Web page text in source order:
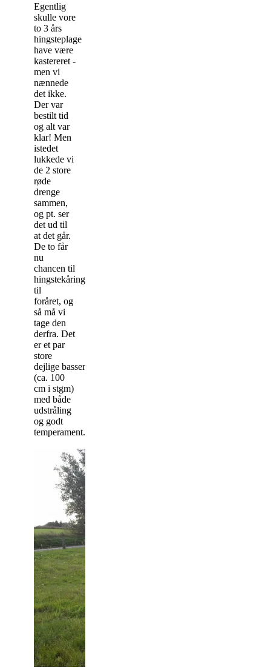
Egentlig
skulle vore
to 3 års
hingsteplage
have være
kastereret -
men vi
nænnede
det ikke.
Der var
bestilt tid
og alt var
klar! Men
istedet
lukkede vi
de 2 store
røde
drenge
sammen,
og pt. ser
det ud til
at det går.
De to får
nu
chancen til
hingstekåringen
til
foråret, og
så må vi
tage den
derfra. Det
er et par
store
dejlige basser
(ca. 100
cm i stgm)
med både
udstråling
og godt
temperament.